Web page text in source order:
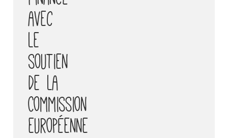
avec
le
soutien
de la
Commission
européenne